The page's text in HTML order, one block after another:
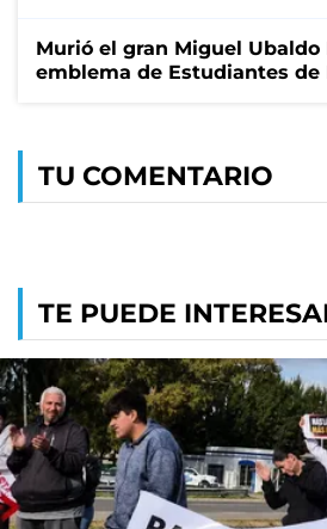
Murió el gran Miguel
emblema de Estudiantes de
TU COMENTARIO
TE PUEDE